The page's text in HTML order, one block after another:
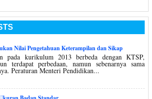
Nilai Pengetahuan Keterampilan dan Sikap
pada kurikulum 2013 berbeda dengan KTSP,
terdapat perbedaan, namun sebenarnya sama
Peraturan Menteri Pendidikan...